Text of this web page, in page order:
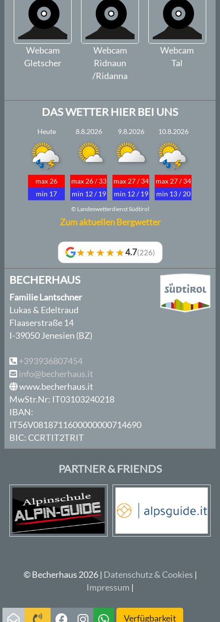
Verfügbarkeit
BECHERHAUS
Familie Lantschner
Lukas & Edeltraud
Flaaserstraße 14
I-39050 Jenesien (BZ)
+393936807454
info@becherhaus.it
www.becherhaus.it
MwStr.Nr: IT03103240218
IBAN:
IT56V0818711600000000714690
BIC: CCRTIT2TRIT
DAS WETTER HIER BEI UNS
Heute
max 26
min 17
8.8.2026
max 26 / 33
min 12 / 19
9.8.2026
max 27 / 34
min 12 / 19
10.8.2026
max 27 / 34
min 13 / 20
© Landeswetterdienst Südtirol
Zum aktuellen Bergwetter
★★★★★4.7(226)
Webcam
Gletscher
Webcam
Ridnaun
/Ridanna
Webcam
Tal
PARTNER & FRIENDS
© Becherhaus 2026 | Datenschutz & Cookies |
Impressum |